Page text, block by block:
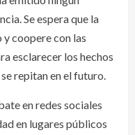
Se espera que la
y coopere con las
esclarecer los hechos
repitan en el futuro.
en redes sociales
en lugares públicos